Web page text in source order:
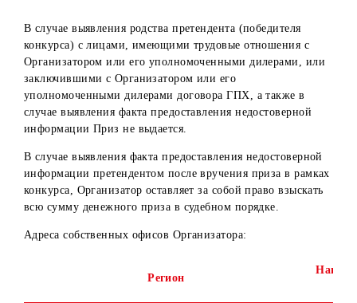
приза налога на доходы физических лиц в соответствии
действующим законодательством РУз на момент
7. До получения призов Победителю Конкурса
обратиться лично в один из собственных офисов
Организатора и предоставить:
национальный паспорт и вид на жительство (для
иностранных граждан), удостоверение лица без
гражданства (для лиц без гражданства) или
Реквизиты банковского счета.